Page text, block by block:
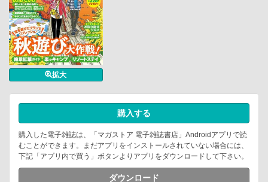
拡大
購入する
購入した電子雑誌は、「マガストア 電子雑誌書店」Androidアプリで読
むことができます。まだアプリをインストールされていない場合には、
下記「アプリ内で買う」ボタンよりアプリをダウンロードして下さい。
ダウンロード